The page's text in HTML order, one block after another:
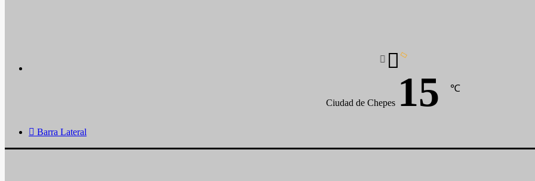
Ciudad de Chepes 15 ℃
Barra Lateral